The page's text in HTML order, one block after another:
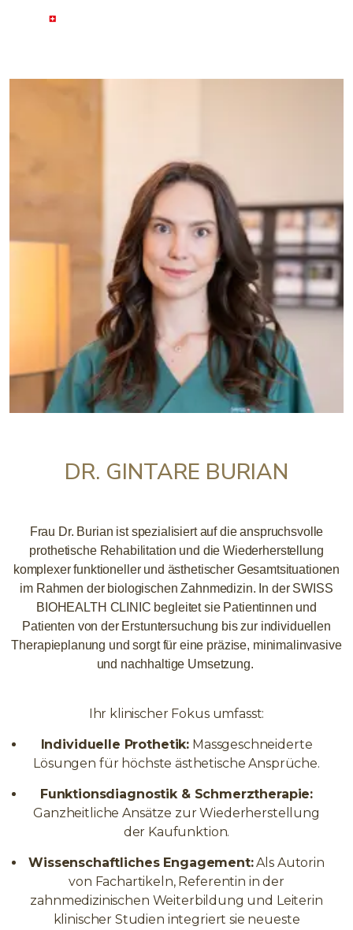
DR. GINTARE BURIAN
Frau Dr. Burian ist spezialisiert auf die anspruchsvolle
prothetische Rehabilitation und die Wiederherstellung
komplexer funktioneller und ästhetischer Gesamtsituationen
im Rahmen der biologischen Zahnmedizin. In der SWISS
BIOHEALTH CLINIC begleitet sie Patientinnen und
Patienten von der Erstuntersuchung bis zur individuellen
Therapieplanung und sorgt für eine präzise, minimalinvasive
und nachhaltige Umsetzung.
Ihr klinischer Fokus umfasst:
Individuelle Prothetik: Massgeschneiderte
Lösungen für höchste ästhetische Ansprüche.
Funktionsdiagnostik & Schmerztherapie:
Ganzheitliche Ansätze zur Wiederherstellung
der Kaufunktion.
Wissenschaftliches Engagement:Als Autorin
von Fachartikeln, Referentin in der
zahnmedizinischen Weiterbildung und Leiterin
klinischer Studien integriert sie neueste